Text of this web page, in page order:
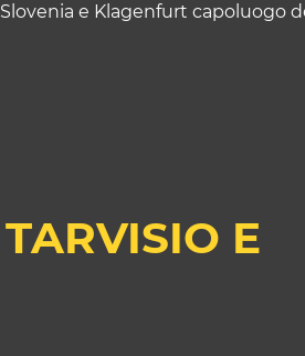
e Klagenfurt capoluogo
E